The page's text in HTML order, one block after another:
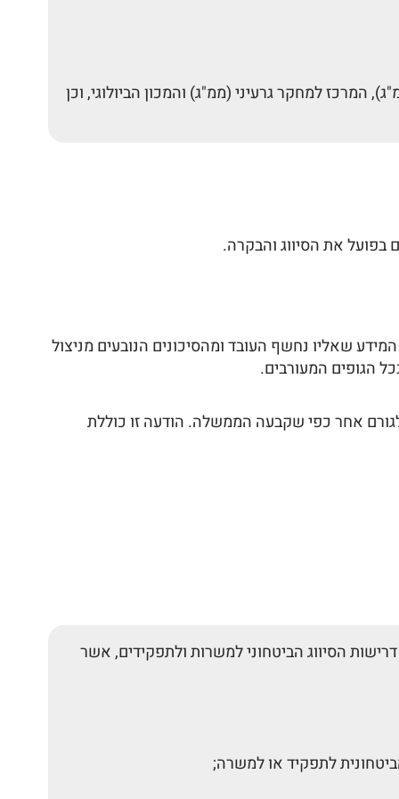
למחקר גרעיני (ממ"ג) והמכון הביולוגי, וכן
בפועל את הסיווג והבקרה.
שאליו נחשף העובד ומהסיכונים הנובעים מניצול
הגופים המעורבים.
או לגורם אחר כפי שקבעה הממשלה. הודעה זו כוללת
הסיווג הביטחוני למשרות ולתפקידים, אשר